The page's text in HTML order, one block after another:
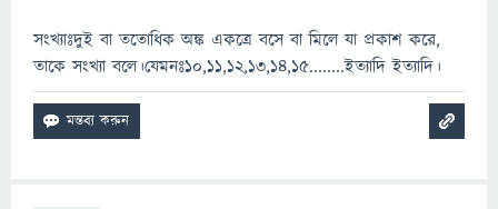
সংখ্যাঃদুই বা ততোধিক অঙ্ক একত্রে বসে বা মিলে যা প্রকাশ করে,
তাকে সংখ্যা বলে।যেমনঃ১০,১১,১২,১৩,১৪,১৫........ইত্যাদি ইত্যাদি।